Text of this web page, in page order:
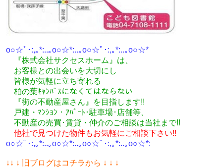
o○☆ﾟ･:,｡*:..｡o○☆*:..｡o○☆ﾟ･:,｡*:..｡o○☆*
『株式会社サクセスホーム』は、
お客様との出会いを大切にし
皆様が気軽に立ち寄れる
柏の葉ｷｬﾝﾊﾟｽになくてはならない
『街の不動産屋さん』を目指します!!
戸建・ﾏﾝｼｮﾝ・ｱﾊﾟｰﾄ･駐車場･店舗等、
不動産の売買･賃貸・仲介のご相談は当社まで!!
他社で見つけた物件もお気軽にご相談下さい!!
o○☆ﾟ･:,｡*:..｡o○☆*:..｡o○☆ﾟ･:,｡*:..｡o○☆*:
↓ ↓ ↓ 旧ブログはコチラから ↓ ↓ ↓